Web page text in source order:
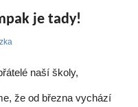
je tady!
naší školy,
že od března vychází